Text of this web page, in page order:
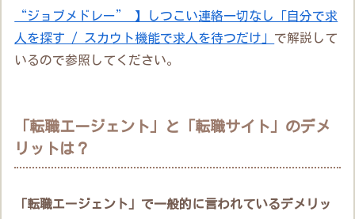
“ジョブメドレー” 】しつこい連絡一切なし「自分で求
人を探す / スカウト機能で求人を待つだけ」 で解説して
いるので参照してください。
「転職エージェント」と「転職サイト」のデメ
リットは？
「転職エージェント」で一般的に言われているデメリッ